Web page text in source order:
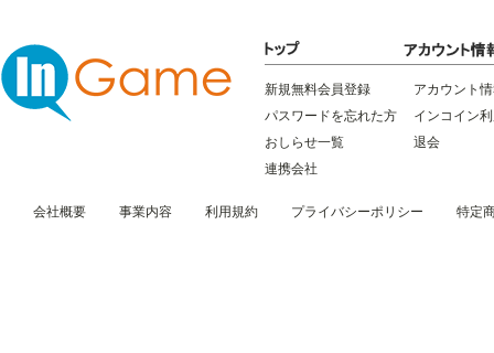
新規無料会員登録
パスワードを忘れた方
おしらせ一覧
連携会社
アカウント
インコイン
退会
会社概要 事業内容 利用規約 プライバシーポリシー 特定